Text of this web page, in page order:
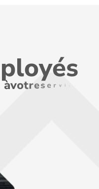
ployés
àvotreserv i c